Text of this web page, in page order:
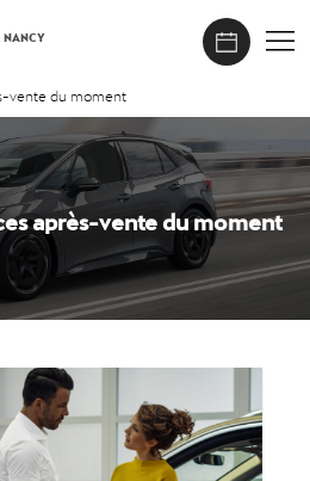
vente du moment
après-vente du moment